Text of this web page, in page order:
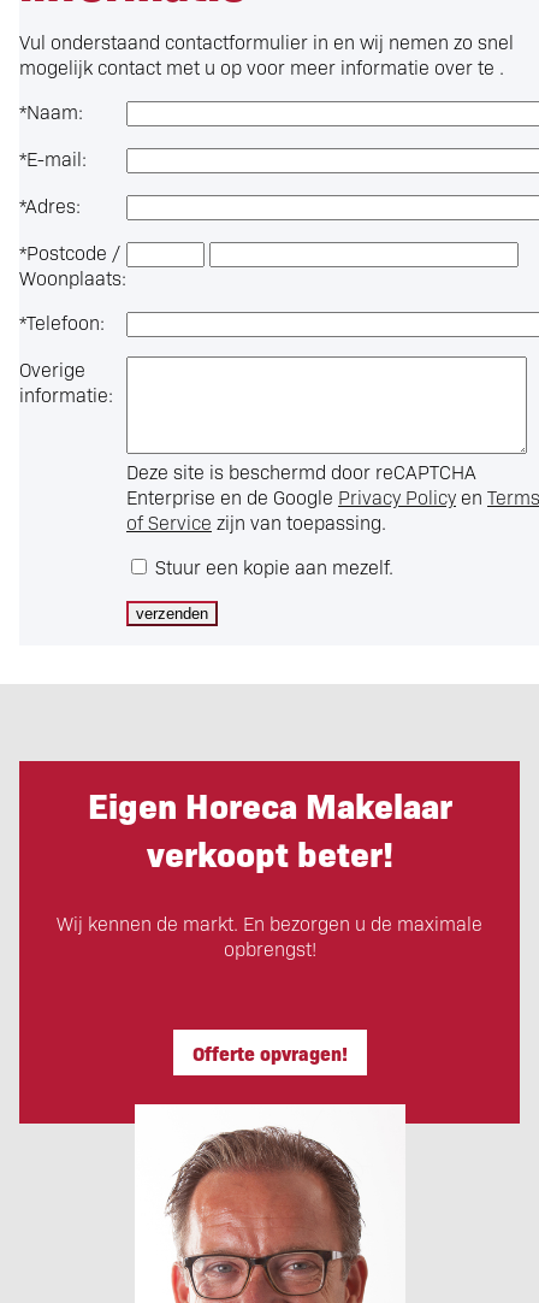
Vul onderstaand contactformulier in en wij nemen zo snel
mogelijk contact met u op voor meer informatie overte .
*Naam:
*E-mail:
*Adres:
*Postcode /
Woonplaats:
*Telefoon:
Overige
informatie:
Deze site is beschermd door reCAPTCHA
Enterprise en de Google Privacy Policy en Terms
of Service zijn van toepassing.
Stuur een kopie aan mezelf.
Eigen Horeca Makelaar
verkoopt beter!
Wij kennen de markt. En bezorgen u de maximale
opbrengst!
Offerte opvragen!